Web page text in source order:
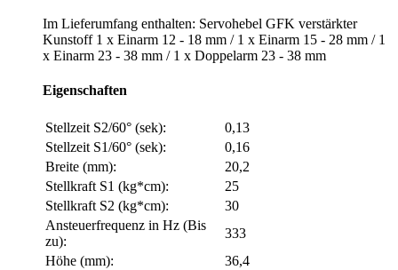
Im Lieferumfang enthalten: Servohebel GFK verstärkter
Kunstoff 1 x Einarm 12 - 18 mm / 1 x Einarm 15 - 28 mm / 1
x Einarm 23 - 38 mm / 1 x Doppelarm 23 - 38 mm
Eigenschaften
Stellzeit S2/60° (sek):
0,13
Stellzeit S1/60° (sek):
0,16
Breite (mm):
20,2
Stellkraft S1 (kg*cm):
25
Stellkraft S2 (kg*cm):
30
Ansteuerfrequenz in Hz (Bis
zu):
333
Höhe (mm):
36,4